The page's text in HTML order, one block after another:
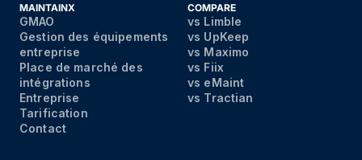
MAINTAINX
GMAO
Gestion des équipements
entreprise
Place de marché des
intégrations
Entreprise
Tarification
Contact
COMPARE
vs Limble
vs UpKeep
vs Maximo
vs Fiix
vs eMaint
vs Tractian